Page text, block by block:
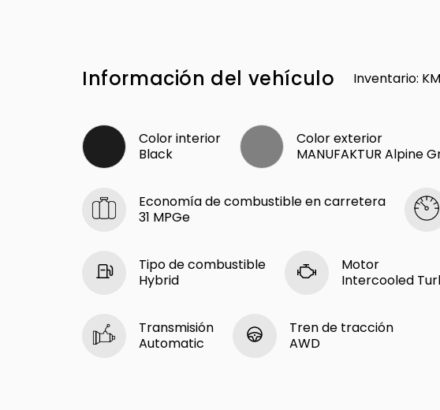
Información del vehículo Inventario:
Color interior
Black
Color exterior
MANUFAKTUR Alpine
Economía de combustible en carretera
31 MPGe
Tipo de combustible
Hybrid
Motor
Intercooled
Transmisión
Automatic
Tren de tracción
AWD